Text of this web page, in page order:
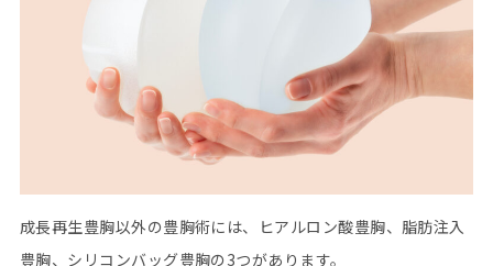
成長再生豊胸以外の豊胸術には、ヒアルロン酸豊胸、脂肪注入
豊胸、シリコンバッグ豊胸の3つがあります。